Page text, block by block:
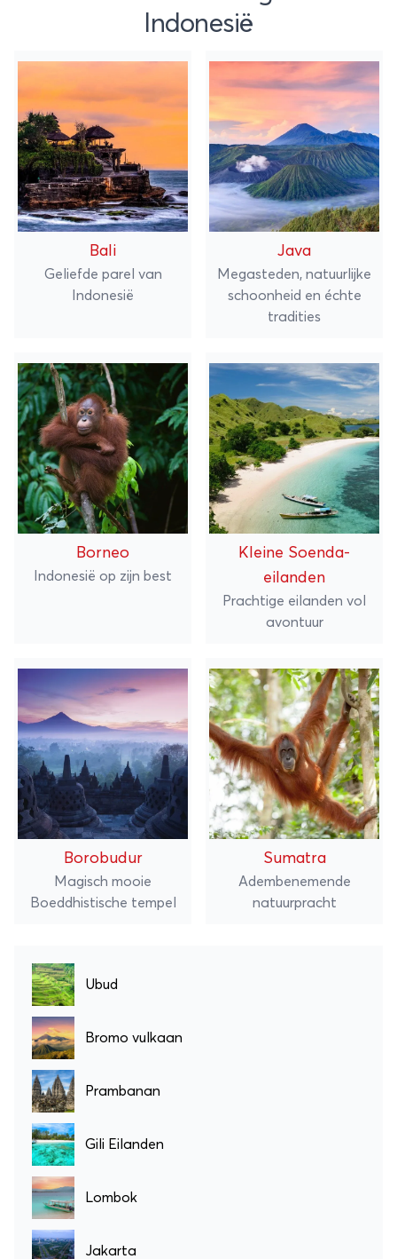
Indonesië
Bali
Geliefde parel van
Indonesië
Java
Megasteden, natuurlijke
schoonheid en échte
tradities
Borneo
Indonesië op zijn best
Kleine Soenda-
eilanden
Prachtige eilanden vol
avontuur
Borobudur
Magisch mooie
Boeddhistische tempel
Sumatra
Adembenemende
natuurpracht
Ubud
Bromo vulkaan
Prambanan
Gili Eilanden
Lombok
Jakarta